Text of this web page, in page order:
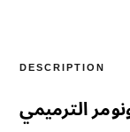
DESCRIPTION